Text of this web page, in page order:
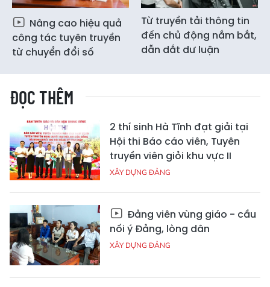
Nâng cao hiệu quả
công tác tuyên truyền
từ chuyển đổi số
Từ truyền tải thông tin
đến chủ động nắm bắt,
dẫn dắt dư luận
ĐỌC THÊM
2 thí sinh Hà Tĩnh đạt giải tại
Hội thi Báo cáo viên, Tuyên
truyền viên giỏi khu vực II
XÂY DỰNG ĐẢNG
Đảng viên vùng giáo - cầu
nối ý Đảng, lòng dân
XÂY DỰNG ĐẢNG